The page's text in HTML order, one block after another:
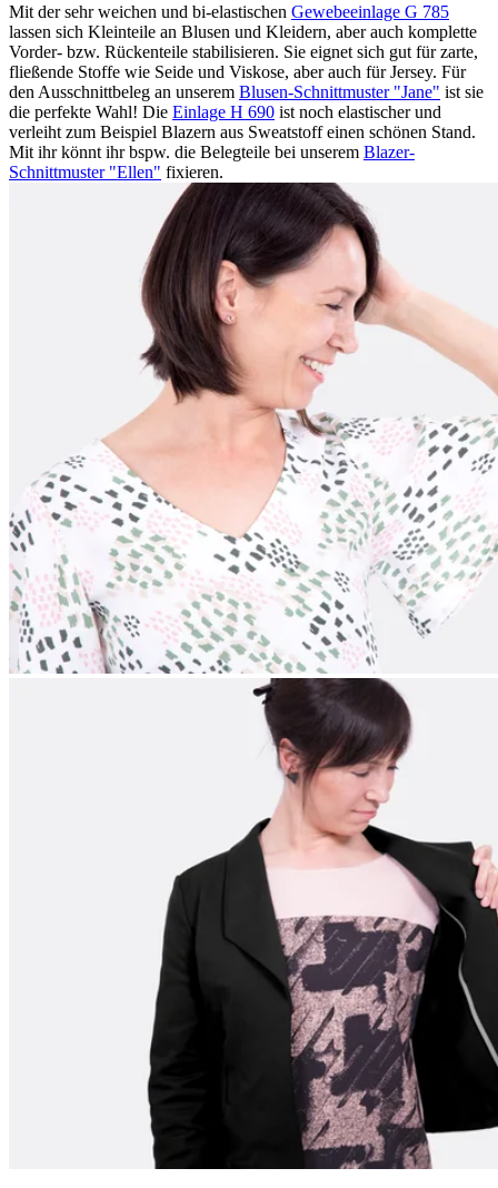
Mit der sehr weichen und bi-elastischen Gewebeeinlage G 785
lassen sich Kleinteile an Blusen und Kleidern, aber auch komplette
Vorder- bzw. Rückenteile stabilisieren. Sie eignet sich gut für zarte,
fließende Stoffe wie Seide und Viskose, aber auch für Jersey. Für
den Ausschnittbeleg an unserem Blusen-Schnittmuster "Jane" ist sie
die perfekte Wahl! Die Einlage H 690 ist noch elastischer und
verleiht zum Beispiel Blazern aus Sweatstoff einen schönen Stand.
Mit ihr könnt ihr bspw. die Belegteile bei unserem Blazer-
Schnittmuster "Ellen" fixieren.